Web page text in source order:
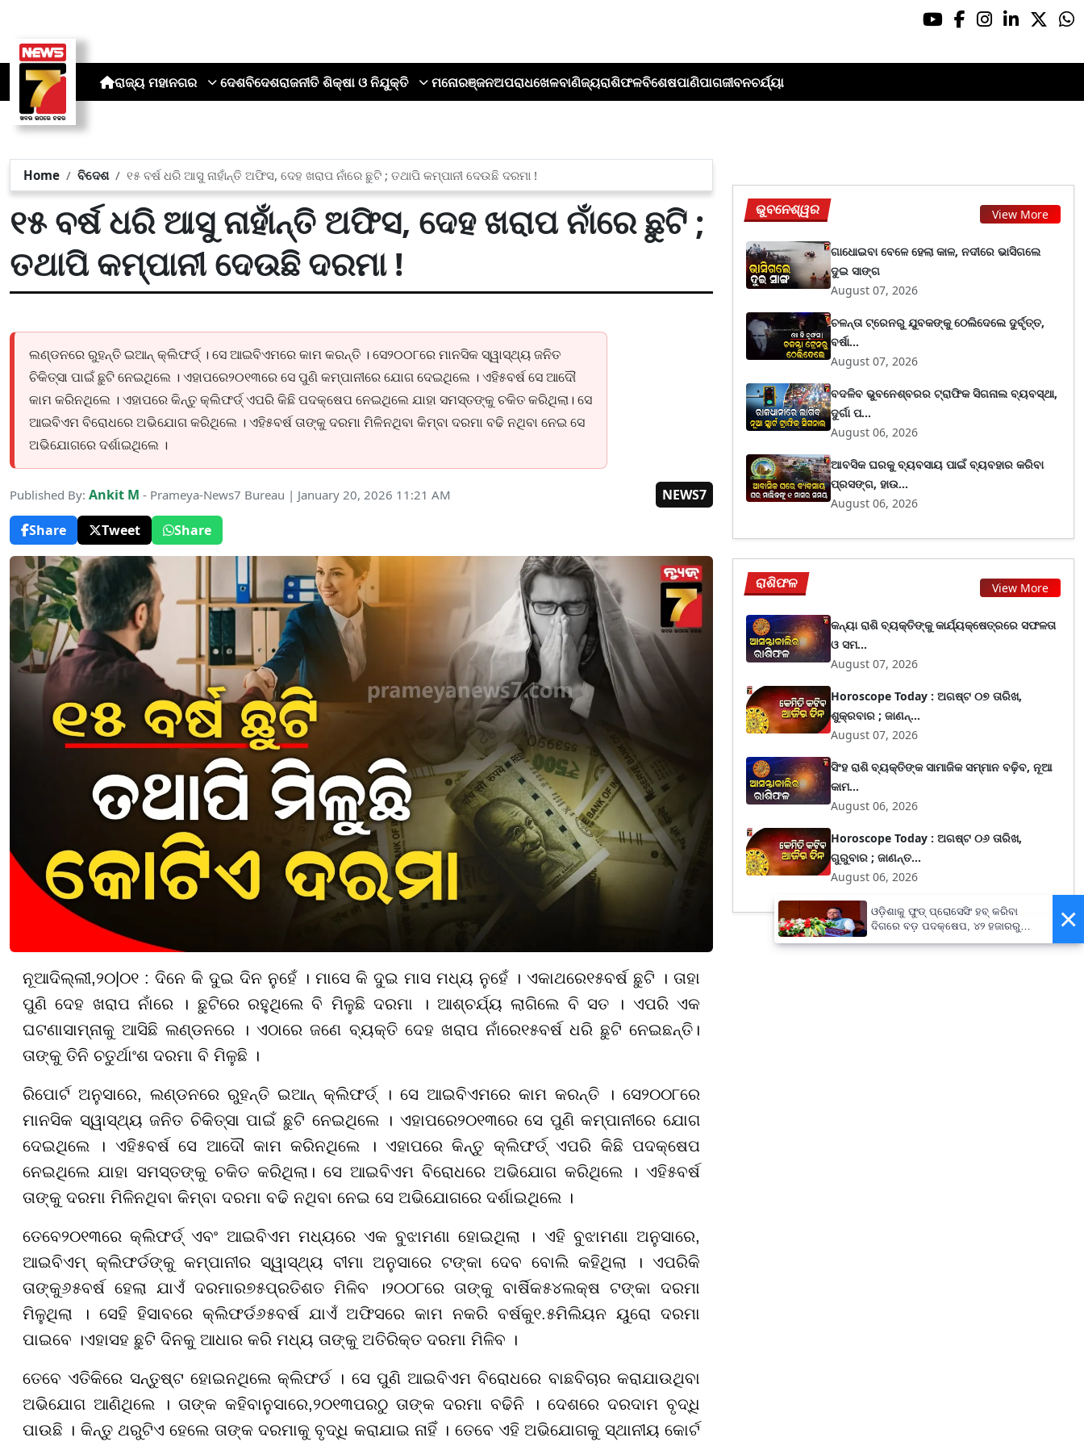
ରାଜ୍ୟ ମହାନଗର ଦେଶବିଦେଶରାଜନୀତି ଶିକ୍ଷା ଓ ନିଯୁକ୍ତି ମନୋରଞ୍ଜନଅପରାଧଖେଳବାଣିଜ୍ୟରାଶିଫଳବିଶେଷପାଣିପାଗଜୀବନଚର୍ଯ୍ୟା
Home ବିଦେଶ ୧୫ ବର୍ଷ ଧରି ଆସୁ ନାହାଁନ୍ତି ଅଫିସ, ଦେହ ଖରାପ ନାଁରେ ଛୁଟି ; ତଥାପି କମ୍ପାନୀ ଦେଉଛି ଦରମା !
୧୫ ବର୍ଷ ଧରି ଆସୁ ନାହାଁନ୍ତି ଅଫିସ, ଦେହ ଖରାପ ନାଁରେ ଛୁଟି ;
ତଥାପି କମ୍ପାନୀ ଦେଉଛି ଦରମା !
ଲଣ୍ଡନରେ ରୁହନ୍ତି ଇଆନ୍ କ୍ଲିଫର୍ଡ୍ । ସେ ଆଇବିଏମରେ କାମ କରନ୍ତି । ସେ୨୦୦୮ରେ ମାନସିକ ସ୍ୱାସ୍ଥ୍ୟ ଜନିତ
ଚିକିତ୍ସା ପାଇଁ ଛୁଟି ନେଇଥିଲେ । ଏହାପରେ୨୦୧୩ରେ ସେ ପୁଣି କମ୍ପାନୀରେ ଯୋଗ ଦେଇଥିଲେ । ଏହି୫ବର୍ଷ ସେ ଆଦୌ
କାମ କରିନଥିଲେ । ଏହାପରେ କିନ୍ତୁ କ୍ଲିଫର୍ଡ୍ ଏପରି କିଛି ପଦକ୍ଷେପ ନେଇଥିଲେ ଯାହା ସମସ୍ତଙ୍କୁ ଚକିତ କରିଥିଲା। ସେ
ଆଇବିଏମ ବିରୋଧରେ ଅଭିଯୋଗ କରିଥିଲେ । ଏହି୫ବର୍ଷ ତାଙ୍କୁ ଦରମା ମିଳିନଥିବା କିମ୍ବା ଦରମା ବଢି ନଥିବା ନେଇ ସେ
ଅଭିଯୋଗରେ ଦର୍ଶାଇଥିଲେ ।
Published By: Ankit M - Prameya-News7 Bureau | January 20, 2026 11:21 AM
NEWS7
Share
Tweet Share
ନୂଆଦିଲ୍ଲୀ,୨୦|୦୧ : ଦିନେ କି ଦୁଇ ଦିନ ନୁହେଁ । ମାସେ କି ଦୁଇ ମାସ ମଧ୍ୟ ନୁହେଁ । ଏକାଥରେ୧୫ବର୍ଷ ଛୁଟି । ତାହା
ପୁଣି ଦେହ ଖରାପ ନାଁରେ । ଛୁଟିରେ ରହୁଥିଲେ ବି ମିଳୁଛି ଦରମା । ଆଶ୍ଚର୍ଯ୍ୟ ଲାଗିଲେ ବି ସତ । ଏପରି ଏକ
ଘଟଣାସାମ୍ନାକୁ ଆସିଛି ଲଣ୍ଡନରେ । ଏଠାରେ ଜଣେ ବ୍ୟକ୍ତି ଦେହ ଖରାପ ନାଁରେ୧୫ବର୍ଷ ଧରି ଛୁଟି ନେଇଛନ୍ତି ।
ତାଙ୍କୁ ତିନି ଚତୁର୍ଥାଂଶ ଦରମା ବି ମିଳୁଛି ।
ରିପୋର୍ଟ ଅନୁସାରେ, ଲଣ୍ଡନରେ ରୁହନ୍ତି ଇଆନ୍ କ୍ଲିଫର୍ଡ୍ । ସେ ଆଇବିଏମରେ କାମ କରନ୍ତି । ସେ୨୦୦୮ରେ
ମାନସିକ ସ୍ୱାସ୍ଥ୍ୟ ଜନିତ ଚିକିତ୍ସା ପାଇଁ ଛୁଟି ନେଇଥିଲେ । ଏହାପରେ୨୦୧୩ରେ ସେ ପୁଣି କମ୍ପାନୀରେ ଯୋଗ
ଦେଇଥିଲେ । ଏହି୫ବର୍ଷ ସେ ଆଦୌ କାମ କରିନଥିଲେ । ଏହାପରେ କିନ୍ତୁ କ୍ଲିଫର୍ଡ୍ ଏପରି କିଛି ପଦକ୍ଷେପ
ନେଇଥିଲେ ଯାହା ସମସ୍ତଙ୍କୁ ଚକିତ କରିଥିଲା । ସେ ଆଇବିଏମ ବିରୋଧରେ ଅଭିଯୋଗ କରିଥିଲେ । ଏହି୫ବର୍ଷ
ତାଙ୍କୁ ଦରମା ମିଳିନଥିବା କିମ୍ବା ଦରମା ବଢି ନଥିବା ନେଇ ସେ ଅଭିଯୋଗରେ ଦର୍ଶାଇଥିଲେ ।
ତେବେ୨୦୧୩ରେ କ୍ଲିଫର୍ଡ୍ ଏବଂ ଆଇବିଏମ ମଧ୍ୟରେ ଏକ ବୁଝାମଣା ହୋଇଥିଲା । ଏହି ବୁଝାମଣା ଅନୁସାରେ,
ଆଇବିଏମ୍ କ୍ଲିଫର୍ଡଙ୍କୁ କମ୍ପାନୀର ସ୍ୱାସ୍ଥ୍ୟ ବୀମା ଅନୁସାରେ ଟଙ୍କା ଦେବ ବୋଲି କହିଥିଲା । ଏପରିକି
ତାଙ୍କୁ୬୫ବର୍ଷ ହେଲା ଯାଏଁ ଦରମାର୭୫ପ୍ରତିଶତ ମିଳିବ ।୨୦୦୮ରେ ତାଙ୍କୁ ବାର୍ଷିକ୫୪ଲକ୍ଷ ଟଙ୍କା ଦରମା
ମିଳୁଥିଲା । ସେହି ହିସାବରେ କ୍ଲିଫର୍ଡ୬୫ବର୍ଷ ଯାଏଁ ଅଫିସରେ କାମ ନକରି ବର୍ଷକୁ୧.୫ମିଲିୟନ ୟୁରୋ ଦରମା
ପାଇବେ ।ଏହାସହ ଛୁଟି ଦିନକୁ ଆଧାର କରି ମଧ୍ୟ ତାଙ୍କୁ ଅତିରିକ୍ତ ଦରମା ମିଳିବ ।
ତେବେ ଏତିକିରେ ସନ୍ତୁଷ୍ଟ ହୋଇନଥିଲେ କ୍ଲିଫର୍ଡ । ସେ ପୁଣି ଆଇବିଏମ ବିରୋଧରେ ବାଛବିଚାର କରାଯାଉଥିବା
ଅଭିଯୋଗ ଆଣିଥିଲେ । ତାଙ୍କ କହିବାନୁସାରେ,୨୦୧୩ପରଠୁ ତାଙ୍କ ଦରମା ବଢିନି । ଦେଶରେ ଦରଦାମ ବୃଦ୍ଧି
ପାଉଛି । କିନ୍ତୁ ଥରୁଟିଏ ହେଲେ ତାଙ୍କ ଦରମାକୁ ବୃଦ୍ଧି କରାଯାଇ ନାହିଁ । ତେବେ ଏହି ଅଭିଯୋଗକୁ ସ୍ଥାନୀୟ କୋର୍ଟ
ଭୁବନେଶ୍ୱର View More
ଗାଧୋଇବା ବେଳେ ହେଲା କାଳ, ନଦୀରେ ଭାସିଗଲେ
ଦୁଇ ସାଙ୍ଗ
August 07, 2026
ଚଳନ୍ତା ଟ୍ରେନରୁ ଯୁବକଙ୍କୁ ଠେଲିଦେଲେ ଦୁର୍ବୃତ୍ତ,
ବର୍ଷା...
August 07, 2026
ବଦଳିବ ଭୁବନେଶ୍ବରର ଟ୍ରାଫିକ ସିଗନାଲ ବ୍ୟବସ୍ଥା,
ଦୁର୍ଗା ପ...
August 06, 2026
ଆବସିକ ଘରକୁ ବ୍ୟବସାୟ ପାଇଁ ବ୍ୟବହାର କରିବା
ପ୍ରସଙ୍ଗ, ହାଉ...
August 06, 2026
ରାଶିଫଳ View More
କନ୍ୟା ରାଶି ବ୍ୟକ୍ତିଙ୍କୁ କାର୍ଯ୍ୟକ୍ଷେତ୍ରରେ ସଫଳତା
ଓ ସମ...
August 07, 2026
Horoscope Today : ଅଗଷ୍ଟ ୦୭ ତାରିଖ,
ଶୁକ୍ରବାର ; ଜାଣନ୍...
August 07, 2026
ସିଂହ ରାଶି ବ୍ୟକ୍ତିଙ୍କ ସାମାଜିକ ସମ୍ମାନ ବଢ଼ିବ, ନୂଆ
କାମ...
August 06, 2026
Horoscope Today : ଅଗଷ୍ଟ ୦୬ ତାରିଖ,
ଗୁରୁବାର ; ଜାଣନ୍ତ...
August 06, 2026
×
ଓଡ଼ିଶାକୁ ଫୁଡ୍ ପ୍ରୋସେସିଂ ହବ୍ କରିବା
ଦିଗରେ ବଡ଼ ପଦକ୍ଷେପ, ୪୨ ହଜାରରୁ